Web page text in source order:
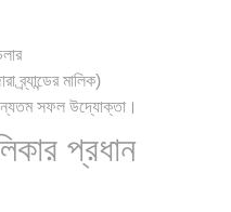
ব্র্যান্ডের মালিক)
সফল উদ্যোক্তা।
প্রধান